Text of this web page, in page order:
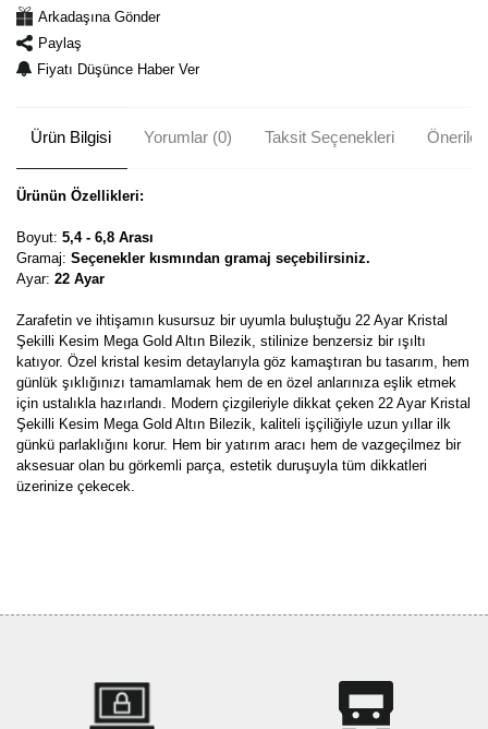
Arkadaşına Gönder
Paylaş
Fiyatı Düşünce Haber Ver
Ürün Bilgisi Yorumlar (0) Taksit Seçenekleri
Ürünün Özellikleri:
Boyut: 5,4 - 6,8 Arası
Gramaj: Seçenekler kısmından gramaj seçebilirsiniz.
Ayar: 22 Ayar
Zarafetin ve ihtişamın kusursuz bir uyumla buluştuğu 22 Ayar Kristal
Şekilli Kesim Mega Gold Altın Bilezik, stilinize benzersiz bir ışıltı
katıyor. Özel kristal kesim detaylarıyla göz kamaştıran bu tasarım, hem
günlük şıklığınızı tamamlamak hem de en özel anlarınıza eşlik etmek
için ustalıkla hazırlandı. Modern çizgileriyle dikkat çeken 22 Ayar Kristal
Şekilli Kesim Mega Gold Altın Bilezik, kaliteli işçiliğiyle uzun yıllar ilk
günkü parlaklığını korur. Hem bir yatırım aracı hem de vazgeçilmez bir
aksesuar olan bu görkemli parça, estetik duruşuyla tüm dikkatleri
üzerinize çekecek.
Ürün açıklamasında eksik bilgiler bulunuyor.
Ürün bilgilerinde hatalar bulunuyor.